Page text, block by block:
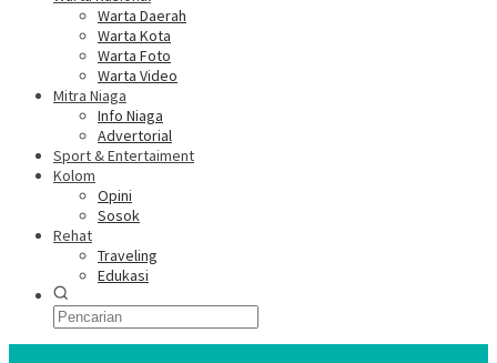
Warta Daerah
Warta Kota
Warta Foto
Warta Video
Mitra Niaga
Info Niaga
Advertorial
Sport & Entertaiment
Kolom
Opini
Sosok
Rehat
Traveling
Edukasi